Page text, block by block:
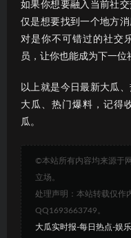
如果你想要融入当前社
仅是想要找到一个地方
对是你不可错过的社交
员，让你也能成为下一位
以上就是今日最新大瓜
大瓜、热门爆料，记得
瓜。
©本站所有内容均来源于
立场。
处理声明：本站转载仅作
QQ1693663749。
大瓜实时报-每日热点-娱